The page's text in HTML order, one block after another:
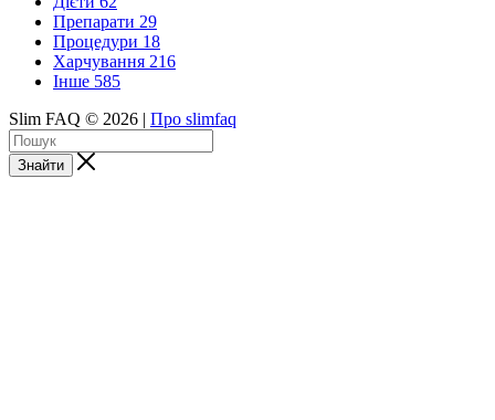
Препарати 29
Процедури 18
Харчування 216
Інше 585
Slim FAQ © 2026 | Про slimfaq
Знайти